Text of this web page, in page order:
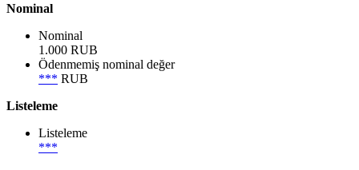
Nominal
Nominal
1.000 RUB
Ödenmemiş nominal değer
*** RUB
Listeleme
Listeleme
***